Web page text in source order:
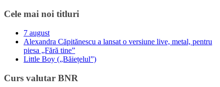
Cele mai noi titluri
7 august
Alexandra Căpitănescu a lansat o versiune live, metal, pentru
piesa „Fără tine”
Little Boy („Băiețelul”)
Curs valutar BNR